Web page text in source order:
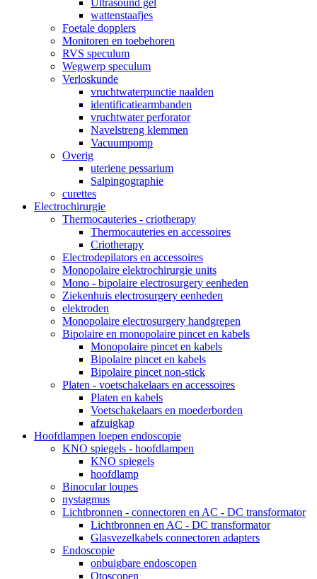
wattenstaafjes
Foetale dopplers
Monitoren en toebehoren
RVS speculum
Wegwerp speculum
Verloskunde
vruchtwaterpunctie naalden
identificatiearmbanden
vruchtwater perforator
Navelstreng klemmen
Vacuumpomp
Overig
uteriene pessarium
Salpingographie
curettes
Electrochirurgie
Thermocauteries - criotherapy
Thermocauteries en accessoires
Criotherapy
Electrodepilators en accessoires
Monopolaire elektrochirurgie units
Mono - bipolaire electrosurgery eenheden
Ziekenhuis electrosurgery eenheden
elektroden
Monopolaire electrosurgery handgrepen
Bipolaire en monopolaire pincet en kabels
Monopolaire pincet en kabels
Bipolaire pincet en kabels
Bipolaire pincet non-stick
Platen - voetschakelaars en accessoires
Platen en kabels
Voetschakelaars en moederborden
afzuigkap
Hoofdlampen loepen endoscopie
KNO spiegels - hoofdlampen
KNO spiegels
hoofdlamp
Binocular loupes
nystagmus
Lichtbronnen - connectoren en AC - DC transformator
Lichtbronnen en AC - DC transformator
Glasvezelkabels connectoren adapters
Endoscopie
onbuigbare endoscopen
Otoscopen